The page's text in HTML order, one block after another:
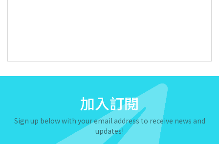
加入訂閱
Sign up below with your email address to receive news and
updates!